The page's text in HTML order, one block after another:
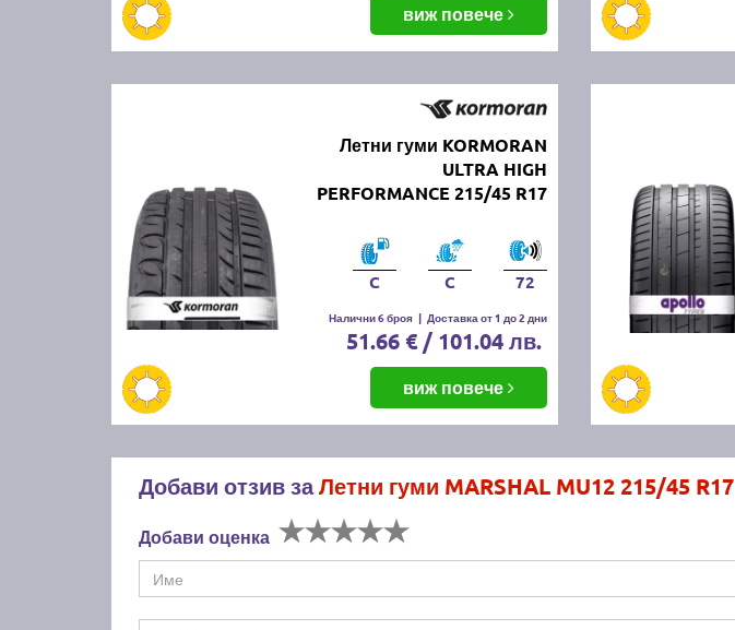
виж повече
Летни гуми KORMORAN
ULTRA HIGH
PERFORMANCE 215/45 R17
C C 72
Налични 6 броя | Доставка от 1 до 2 дни
51.66 € / 101.04 лв.
виж повече
Добави отзив заЛетни гуми MARSHAL MU12 215/45 R17
Добави оценка